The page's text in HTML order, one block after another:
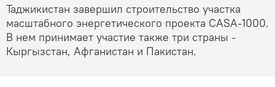
Таджикистан завершил строительство участка
масштабного энергетического проекта CASA-1000.
В нем принимает участие также три страны -
Кыргызстан, Афганистан и Пакистан.